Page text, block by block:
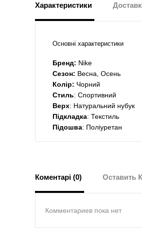
Характеристики
Основні характеристики
Бренд: Nike
Сезон: Весна, Осень
Колір: Чорний
Стиль: Спортивний
Верх: Натуральний нубук
Підкладка: Текстиль
Підошва: Поліуретан
Коментарі (0) Оставить
Комментариев пока нет